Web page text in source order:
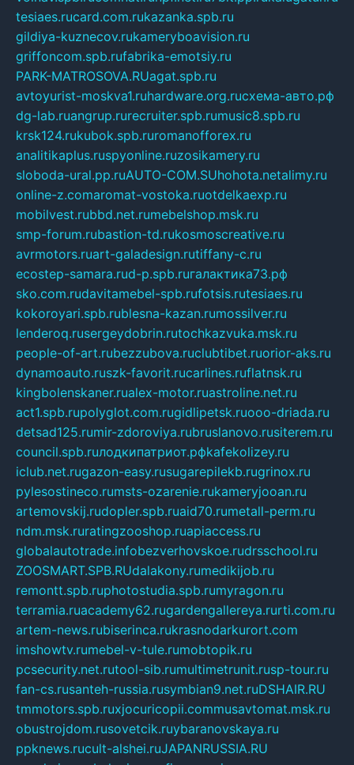
tesiaes.rucard.com.rukazanka.spb.ru
gildiya-kuznecov.rukameryboavision.ru
griffoncom.spb.rufabrika-emotsiy.ru
PARK-MATROSOVA.RUagat.spb.ru
avtoyurist-moskva1.ruhardware.org.ruсхема-авто.рф
dg-lab.ruangrup.rurecruiter.spb.rumusic8.spb.ru
krsk124.rukubok.spb.ruromanofforex.ru
analitikaplus.ruspyonline.ruzosikamery.ru
sloboda-ural.pp.ruAUTO-COM.SUhohota.netalimy.ru
online-z.comaromat-vostoka.ruotdelkaexp.ru
mobilvest.rubbd.net.rumebelshop.msk.ru
smp-forum.rubastion-td.rukosmoscreative.ru
avrmotors.ruart-galadesign.rutiffany-c.ru
ecostep-samara.rud-p.spb.ruгалактика73.рф
sko.com.rudavitamebel-spb.rufotsis.rutesiaes.ru
kokoroyari.spb.rublesna-kazan.rumossilver.ru
lenderoq.rusergeydobrin.rutochkazvuka.msk.ru
people-of-art.rubezzubova.ruclubtibet.ruorior-aks.ru
dynamoauto.ruszk-favorit.rucarlines.ruflatnsk.ru
kingbolenskaner.rualex-motor.ruastroline.net.ru
act1.spb.rupolyglot.com.rugidlipetsk.ruooo-driada.ru
detsad125.rumir-zdoroviya.rubruslanovo.rusiterem.ru
council.spb.ruлодкипатриот.рфkafekolizey.ru
iclub.net.rugazon-easy.rusugarepilekb.rugrinox.ru
pylesostineco.rumsts-ozarenie.rukameryjooan.ru
artemovskij.rudopler.spb.ruaid70.rumetall-perm.ru
ndm.msk.ruratingzooshop.ruapiaccess.ru
globalautotrade.infobezverhovskoe.rudrsschool.ru
ZOOSMART.SPB.RUdalakony.rumedikijob.ru
remontt.spb.ruphotostudia.spb.rumyragon.ru
terramia.ruacademy62.rugardengallereya.rurti.com.ru
artem-news.rubiserinca.rukrasnodarkurort.com
imshowtv.rumebel-v-tule.rumobtopik.ru
pcsecurity.net.rutool-sib.rumultimetrunit.rusp-tour.ru
fan-cs.rusanteh-russia.rusymbian9.net.ruDSHAIR.RU
tmmotors.spb.ruxjocuricopii.commusavtomat.msk.ru
obustrojdom.rusovetcik.ruybaranovskaya.ru
ppknews.rucult-alshei.ruJAPANRUSSIA.RU